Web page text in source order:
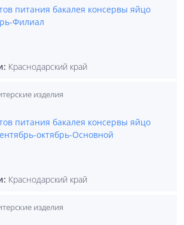
питания бакалея консервы яйцо
Филиал
Краснодарский край
изделия
питания бакалея консервы яйцо
октябрь-Основной
Краснодарский край
изделия